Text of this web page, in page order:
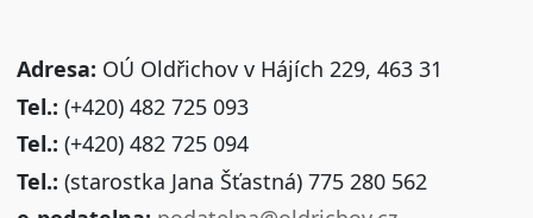
Adresa: OÚ Oldřichov v Hájích 229, 463 31
Tel.: (+420) 482 725 093
Tel.: (+420) 482 725 094
Tel.: (starostka Jana Šťastná) 775 280 562